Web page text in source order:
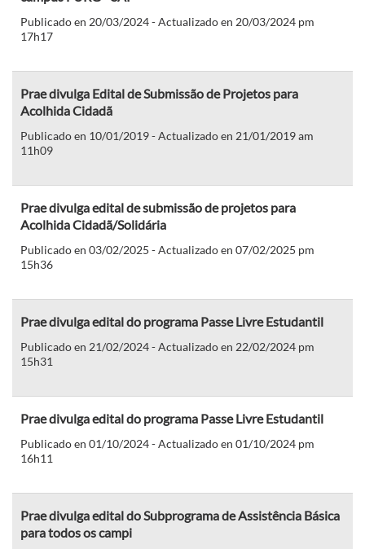
Publicado en 20/03/2024 - Actualizado en 20/03/2024 pm
17h17
Prae divulga Edital de Submissão de Projetos para
Acolhida Cidadã
Publicado en 10/01/2019 - Actualizado en 21/01/2019 am
11h09
Prae divulga edital de submissão de projetos para
Acolhida Cidadã/Solidária
Publicado en 03/02/2025 - Actualizado en 07/02/2025 pm
15h36
Prae divulga edital do programa Passe Livre Estudantil
Publicado en 21/02/2024 - Actualizado en 22/02/2024 pm
15h31
Prae divulga edital do programa Passe Livre Estudantil
Publicado en 01/10/2024 - Actualizado en 01/10/2024 pm
16h11
Prae divulga edital do Subprograma de Assistência Básica
para todos os campi